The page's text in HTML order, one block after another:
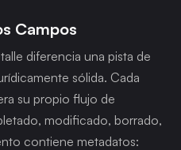
Campos
diferencia una pista de
sólida. Cada
su propio flujo de
modificado, borrado,
contiene metadatos: